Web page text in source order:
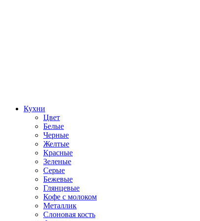
Кухни
Цвет
Белые
Черные
Желтые
Красные
Зеленые
Серые
Бежевые
Глянцевые
Кофе с молоком
Металлик
Слоновая кость